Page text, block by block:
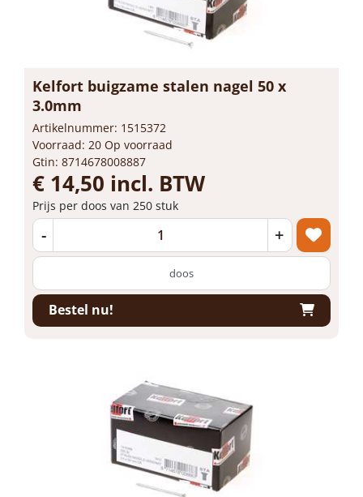
Kelfort buigzame stalen nagel 50 x
3.0mm
Artikelnummer: 1515372
Voorraad: 20 Op voorraad
Gtin: 8714678008887
€ 14,50 incl. BTW
Prijs per doos van 250 stuk
- +
doos
Bestel nu!